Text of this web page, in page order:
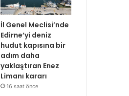
İl Genel Meclisi’nde
Edirne’yi deniz
hudut kapısına bir
adım daha
yaklaştıran Enez
Limanı kararı
16 saat önce